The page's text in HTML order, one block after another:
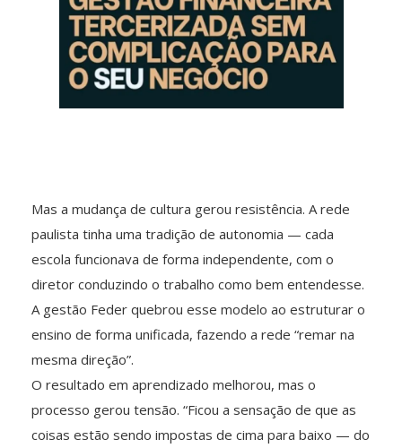
Mas a mudança de cultura gerou resistência. A rede
paulista tinha uma tradição de autonomia — cada
escola funcionava de forma independente, com o
diretor conduzindo o trabalho como bem entendesse.
A gestão Feder quebrou esse modelo ao estruturar o
ensino de forma unificada, fazendo a rede “remar na
mesma direção”.
O resultado em aprendizado melhorou, mas o
processo gerou tensão. “Ficou a sensação de que as
coisas estão sendo impostas de cima para baixo — do